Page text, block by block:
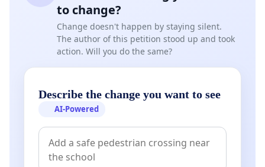
Allekirjoitathan addressin ja osoitat tukesi
parkin säilyttämisen puolesta.
Ystävällisin terveisin,
Suvilahden skeittiparkin ja lähialueen tukijat sekä
Seuraa meitä myös sosiaalisessa mediassa:
Instagram:@suvilahtidiy
Facebook: @suvilahtidiyskatepark
to change?
Change doesn't happen by staying silent.
The author of this petition stood up and took
action. Will you do the same?
Describe the change you want to see
AI-Powered